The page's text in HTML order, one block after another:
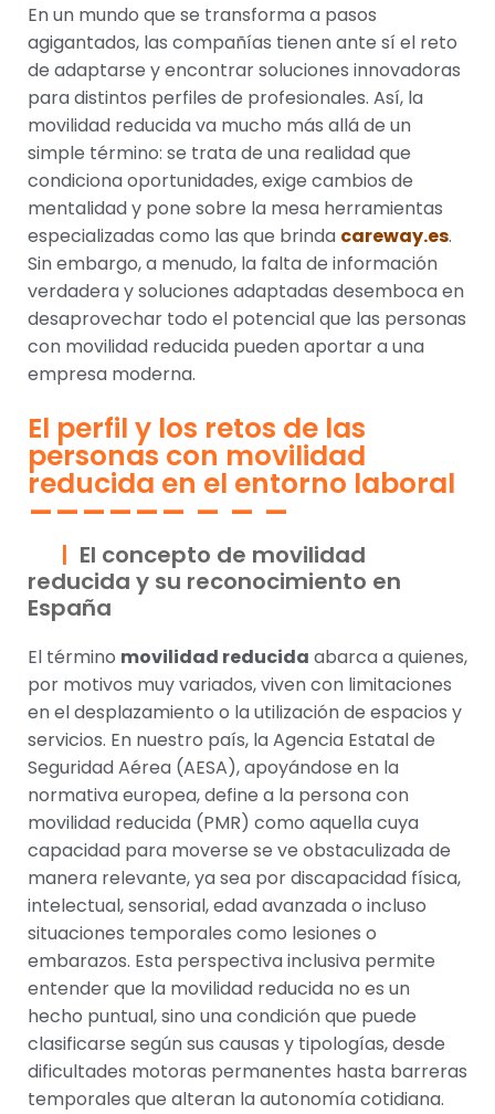
En un mundo que se transforma a pasos
agigantados, las compañías tienen ante sí el reto
de adaptarse y encontrar soluciones innovadoras
para distintos perfiles de profesionales. Así, la
movilidad reducida va mucho más allá de un
simple término: se trata de una realidad que
condiciona oportunidades, exige cambios de
mentalidad y pone sobre la mesa herramientas
especializadas como las que brinda careway.es.
Sin embargo, a menudo, la falta de información
verdadera y soluciones adaptadas desemboca en
desaprovechar todo el potencial que las personas
con movilidad reducida pueden aportar a una
empresa moderna.
El perfil y los retos de las
personas con movilidad
reducida en el entorno laboral
El concepto de movilidad
reducida y su reconocimiento en
España
El término movilidad reducida abarca a quienes,
por motivos muy variados, viven con limitaciones
en el desplazamiento o la utilización de espacios y
servicios. En nuestro país, la Agencia Estatal de
Seguridad Aérea (AESA), apoyándose en la
normativa europea, define a la persona con
movilidad reducida (PMR) como aquella cuya
capacidad para moverse se ve obstaculizada de
manera relevante, ya sea por discapacidad física,
intelectual, sensorial, edad avanzada o incluso
situaciones temporales como lesiones o
embarazos. Esta perspectiva inclusiva permite
entender que la movilidad reducida no es un
hecho puntual, sino una condición que puede
clasificarse según sus causas y tipologías, desde
dificultades motoras permanentes hasta barreras
temporales que alteran la autonomía cotidiana.